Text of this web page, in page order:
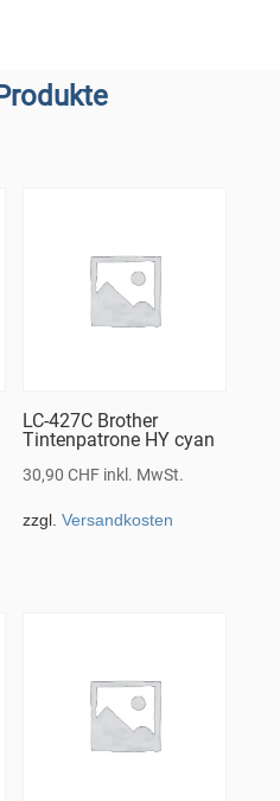
LC-427C Brother
Tintenpatrone HY cyan
30,90CHF inkl. MwSt.
zzgl.Versandkosten